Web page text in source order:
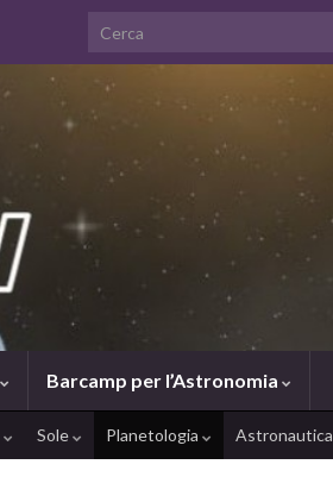
Search for:
Barcamp per l’Astronomia
Sole Planetologia Astronautica